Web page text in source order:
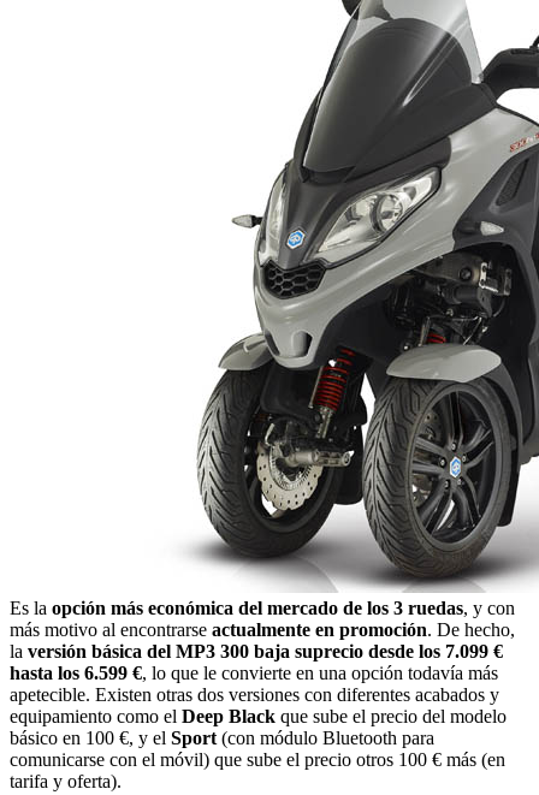
Es la opción más económica del mercado de los 3 ruedas, y con
más motivo al encontrarse actualmente en promoción. De hecho,
la versión básica del MP3 300 baja suprecio desde los 7.099 €
hasta los 6.599 €, lo que le convierte en una opción todavía más
apetecible. Existen otras dos versiones con diferentes acabados y
equipamiento como el Deep Black que sube el precio del modelo
básico en 100 €, y el Sport (con módulo Bluetooth para
comunicarse con el móvil) que sube el precio otros 100 € más (en
tarifa y oferta).